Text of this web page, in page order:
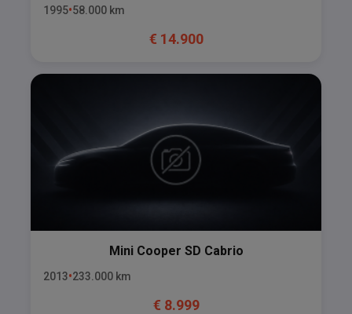
1995 58.000 km
€ 14.900
Mini Cooper SD Cabrio
2013 233.000 km
€ 8.999